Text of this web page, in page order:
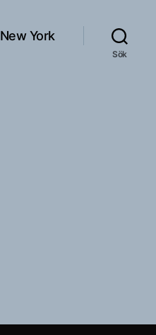
New York
Sök